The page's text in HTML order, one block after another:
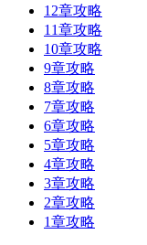
12章攻略
11章攻略
10章攻略
9章攻略
8章攻略
7章攻略
6章攻略
5章攻略
4章攻略
3章攻略
2章攻略
1章攻略